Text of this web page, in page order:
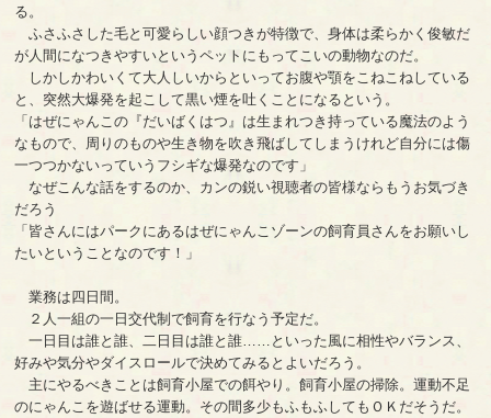
る。
ふさふさした毛と可愛らしい顔つきが特徴で、身体は柔らかく俊敏だ
が人間になつきやすいというペットにもってこいの動物なのだ。
しかしかわいくて大人しいからといってお腹や顎をこねこねしている
と、突然大爆発を起こして黒い煙を吐くことになるという。
「はぜにゃんこの『だいばくはつ』は生まれつき持っている魔法のよう
なもので、周りのものや生き物を吹き飛ばしてしまうけれど自分には傷
一つつかないっていうフシギな爆発なのです」
なぜこんな話をするのか、カンの鋭い視聴者の皆様ならもうお気づき
だろう
「皆さんにはパークにあるはぜにゃんこゾーンの飼育員さんをお願いし
たいということなのです！」
業務は四日間。
２人一組の一日交代制で飼育を行なう予定だ。
一日目は誰と誰、二日目は誰と誰……といった風に相性やバランス、
好みや気分やダイスロールで決めてみるとよいだろう。
主にやるべきことは飼育小屋での餌やり。飼育小屋の掃除。運動不足
のにゃんこを遊ばせる運動。その間多少もふもふしてもＯＫだそうだ。